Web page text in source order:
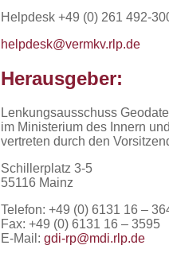
Helpdesk +49 (0) 261 492-
helpdesk@vermkv.rlp.de
Herausgeber:
Lenkungsausschuss
im Ministerium des Innern
vertreten durch den
Schillerplatz 3-5
55116 Mainz
Telefon: +49 (0) 6131 16 –
Fax: +49 (0) 6131 16 – 3595
E-Mail: gdi-rp@mdi.rlp.de